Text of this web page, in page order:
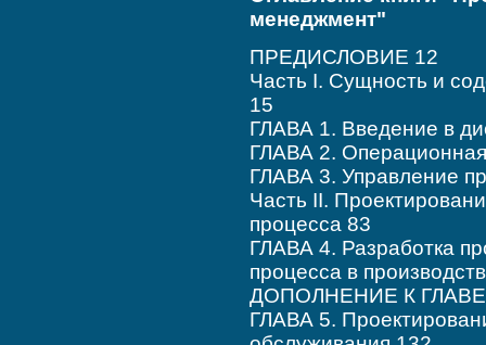
менеджмент"
ПРЕДИСЛОВИЕ 12
Часть I. Сущность и
15
ГЛАВА 1. Введение в
ГЛАВА 2. Операционная
ГЛАВА 3. Управление
Часть II.
процесса 83
ГЛАВА 4. Разработка
процесса в
ДОПОЛНЕНИЕ К ГЛАВЕ
ГЛАВА 5.